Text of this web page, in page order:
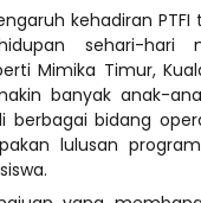
kehadiran PTFI
sehari-hari
Mimika Timur,
banyak anak-
bidang
lulusan